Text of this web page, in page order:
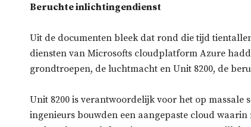
Beruchte inlichtingendienst
Uit de documenten bleek dat rond die tijd
diensten van Microsofts cloudplatform Azure
grondtroepen, de luchtmacht en Unit 8200, de
Unit 8200 is verantwoordelijk voor het op massale
ingenieurs bouwden een aangepaste cloud